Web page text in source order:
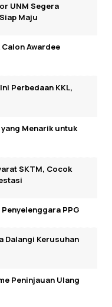
UNM Segera
Maju
Awardee
Perbedaan KKL,
Menarik untuk
SKTM, Cocok
PPG
Dalangi Kerusuhan
Peninjauan Ulang